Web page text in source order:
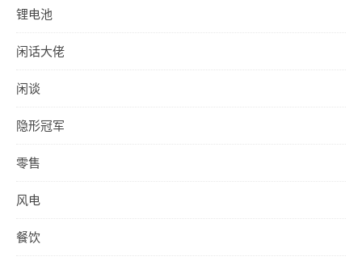
锂电池
闲话大佬
闲谈
隐形冠军
零售
风电
餐饮